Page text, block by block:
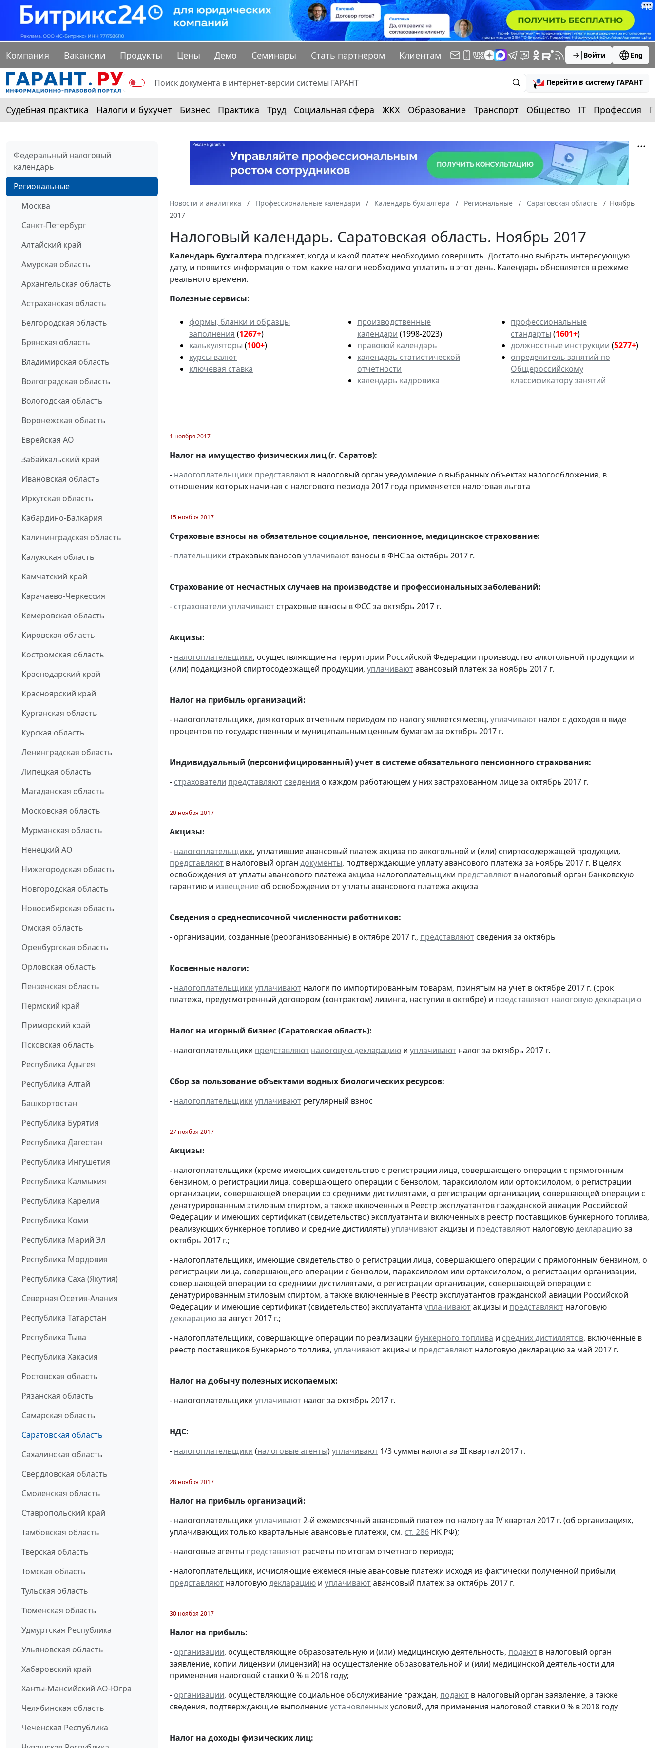
Компания Вакансии Продукты Цены Демо Семинары Стать партнером Клиентам Войти Eng
Перейти в систему ГАРАНТ
Судебная практика Налоги и бухучет Бизнес Практика Труд Социальная сфера ЖКХ Образование Транспорт Общество IT Профессия
Федеральный налоговый
календарь
Региональные
Москва
Санкт-Петербург
Алтайский край
Амурская область
Архангельская область
Астраханская область
Белгородская область
Брянская область
Владимирская область
Волгоградская область
Вологодская область
Воронежская область
Еврейская АО
Забайкальский край
Ивановская область
Иркутская область
Кабардино-Балкария
Калининградская область
Калужская область
Камчатский край
Карачаево-Черкессия
Кемеровская область
Кировская область
Костромская область
Краснодарский край
Красноярский край
Курганская область
Курская область
Ленинградская область
Липецкая область
Магаданская область
Московская область
Мурманская область
Ненецкий АО
Нижегородская область
Новгородская область
Новосибирская область
Омская область
Оренбургская область
Орловская область
Пензенская область
Пермский край
Приморский край
Псковская область
Республика Адыгея
Республика Алтай
Башкортостан
Республика Бурятия
Республика Дагестан
Республика Ингушетия
Республика Калмыкия
Республика Карелия
Республика Коми
Республика Марий Эл
Республика Мордовия
Республика Саха (Якутия)
Северная Осетия-Алания
Республика Татарстан
Республика Тыва
Республика Хакасия
Ростовская область
Рязанская область
Самарская область
Саратовская область
Сахалинская область
Свердловская область
Смоленская область
Ставропольский край
Тамбовская область
Тверская область
Томская область
Тульская область
Тюменская область
Удмуртская Республика
Ульяновская область
Хабаровский край
Ханты-Мансийский АО-Югра
Челябинская область
Чеченская Республика
Новости и аналитика Профессиональные календари Календарь бухгалтера Региональные Саратовская область
Ноябрь
2017
Налоговый календарь. Саратовская область. Ноябрь 2017
Календарьбухгалтера подскажет, когда и какой платеж необходимо совершить. Достаточно выбрать интересующую
дату, и появится информация о том, какие налоги необходимо уплатить в этот день. Календарь обновляется в режиме
реального времени.
Полезные сервисы:
формы, бланки и образцы
заполнения (1267+)
калькуляторы (100+)
курсы валют
ключевая ставка
производственные
календари (1998-2023)
правовой календарь
календарь статистической
отчетности
календарь кадровика
профессиональные
стандарты (1601+)
должностные инструкции (5277+)
определитель занятий по
Общероссийскому
классификатору занятий
1 ноября 2017
Налог на имущество физических лиц (г. Саратов):
- налогоплательщики представляют в налоговый орган уведомление о выбранных объектах налогообложения, в
отношении которых начиная с налогового периода 2017 года применяется налоговая льгота
15 ноября 2017
Страховые взносы на обязательное социальное, пенсионное, медицинское страхование:
- плательщики страховых взносовуплачивают взносы в ФНС за октябрь 2017 г.
Страхование от несчастных случаев на производстве и профессиональных заболеваний:
- страхователи уплачивают страховые взносы в ФСС за октябрь 2017 г.
Акцизы:
- налогоплательщики, осуществляющие на территории Российской Федерации производство алкогольной продукции и
(или) подакцизной спиртосодержащей продукции, уплачиваютавансовый платеж за ноябрь 2017 г.
Налог на прибыль организаций:
- налогоплательщики, для которых отчетным периодом по налогу является месяц, уплачивают налог с доходов в виде
процентов по государственным и муниципальным ценным бумагам за октябрь 2017 г.
Индивидуальный (персонифицированный) учет в системе обязательного пенсионного страхования:
- страхователи представляют сведения о каждом работающем у них застрахованном лице за октябрь 2017 г.
20 ноября 2017
Акцизы:
- налогоплательщики, уплатившие авансовый платеж акциза по алкогольной и (или) спиртосодержащей продукции,
представляют в налоговый орган документы, подтверждающие уплату авансового платежа за ноябрь 2017 г. В целях
освобождения от уплаты авансового платежа акциза налогоплательщики представляют в налоговый орган банковскую
гарантию и извещение об освобождении от уплаты авансового платежа акциза
Сведения о среднесписочной численности работников:
- организации, созданные (реорганизованные) в октябре 2017 г., представляют сведения за октябрь
Косвенные налоги:
- налогоплательщики уплачивают налоги по импортированным товарам, принятым на учет в октябре 2017 г. (срок
платежа, предусмотренный договором (контрактом) лизинга, наступил в октябре) и представляют налоговую декларацию
Налог на игорный бизнес (Саратовская область):
- налогоплательщики представляют налоговую декларацию и уплачивают налог за октябрь 2017 г.
Сбор за пользование объектами водных биологических ресурсов:
- налогоплательщики уплачивают регулярный взнос
27 ноября 2017
Акцизы:
- налогоплательщики (кроме имеющих свидетельство о регистрации лица, совершающего операции с прямогонным
бензином, о регистрации лица, совершающего операции с бензолом, параксилолом или ортоксилолом, о регистрации
организации, совершающей операции со средними дистиллятами, о регистрации организации, совершающей операции с
денатурированным этиловым спиртом, а также включенных в Реестр эксплуатантов гражданской авиации Российской
Федерации и имеющих сертификат (свидетельство) эксплуатанта и включенных в реестр поставщиков бункерного топлива,
реализующих бункерное топливо и средние дистилляты)уплачиваютакцизы и представляют налоговуюдекларациюза
октябрь 2017 г.;
- налогоплательщики, имеющие свидетельство о регистрации лица, совершающего операции с прямогонным бензином, о
регистрации лица, совершающего операции с бензолом, параксилолом или ортоксилолом, о регистрации организации,
совершающей операции со средними дистиллятами, о регистрации организации, совершающей операции с
денатурированным этиловым спиртом, а также включенные в Реестр эксплуатантов гражданской авиации Российской
Федерации и имеющие сертификат (свидетельство) эксплуатанта уплачиваютакцизы и представляют налоговую
декларациюза август 2017 г.;
- налогоплательщики, совершающие операции по реализации бункерного топлива и средних дистиллятов, включенные в
реестр поставщиков бункерного топлива, уплачиваютакцизы и представляют налоговую декларацию за май 2017 г.
Налог на добычу полезных ископаемых:
- налогоплательщики уплачивают налог за октябрь 2017 г.
НДС:
- налогоплательщики (налоговые агенты)уплачивают 1/3 суммы налога за III квартал 2017 г.
28 ноября 2017
Налог на прибыль организаций:
- налогоплательщики уплачивают2-й ежемесячный авансовый платеж по налогу за IV квартал 2017 г. (об организациях,
уплачивающих только квартальные авансовые платежи, см. ст. 286 НК РФ);
- налоговые агенты представляют расчеты по итогам отчетного периода;
- налогоплательщики, исчисляющие ежемесячные авансовые платежи исходя из фактически полученной прибыли,
представляют налоговуюдекларацию и уплачиваютавансовый платеж за октябрь 2017 г.
30 ноября 2017
Налог на прибыль:
- организации, осуществляющие образовательную и (или) медицинскую деятельность, подают в налоговый орган
заявление, копии лицензии (лицензий) на осуществление образовательной и (или) медицинской деятельности для
применения налоговой ставки 0 % в 2018 году;
- организации, осуществляющие социальное обслуживание граждан, подают в налоговый орган заявление, а также
сведения, подтверждающие выполнениеустановленныхусловий, для применения налоговой ставки 0 % в 2018 году
Налог на доходы физических лиц: